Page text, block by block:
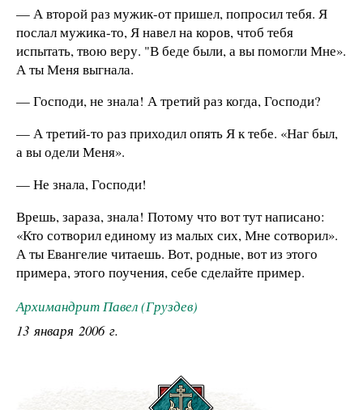
— А второй раз мужик-от пришел, попросил тебя. Я
послал мужика-то, Я навел на коров, чтоб тебя
испытать, твою веру. "В беде были, а вы помогли Мне».
А ты Меня выгнала.
— Господи, не знала! А третий раз когда, Господи?
— А третий-то раз приходил опять Я к тебе. «Наг был,
а вы одели Меня».
— Не знала, Господи!
Врешь, зараза, знала! Потому что вот тут написано:
«Кто сотворил единому из малых сих, Мне сотворил».
А ты Евангелие читаешь. Вот, родные, вот из этого
примера, этого поучения, себе сделайте пример.
Архимандрит Павел (Груздев)
13 января 2006 г.